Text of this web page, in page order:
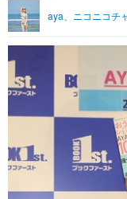
ショッピング
aya、ニコニコチ